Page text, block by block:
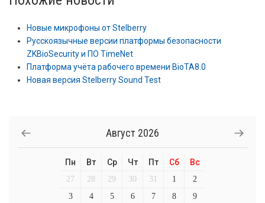
Новые микрофоны от Stelberry
Русскоязычные версии платформы безопасности
ZKBioSecurity и ПО TimeNet
Платформа учёта рабочего времени BioTA8.0
Новая версия Stelberry Sound Test
Август 2026
Пн Вт Ср Чт Пт Сб Вс
27 28 29 30 31 1
2
3
4 5 6 7 8
9